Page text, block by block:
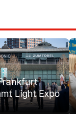
Light Expo